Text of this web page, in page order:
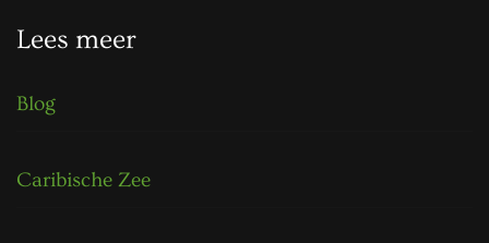
Lees meer
Blog
Caribische Zee